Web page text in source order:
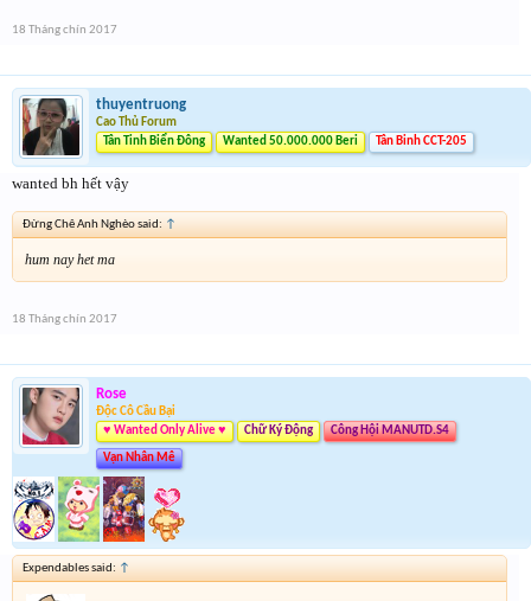
18 Tháng chín 2017
thuyentruong
Cao Thủ Forum
Tân Tinh Biển Đông
Wanted 50.000.000 Beri Tân Binh CCT-205
wanted bh hết vậy
Đừng Chê Anh Nghèo said: ↑
hum nay het ma
18 Tháng chín 2017
Rose
Độc Cô Cầu Bại
♥ Wanted Only Alive ♥
Chữ Ký Động Công Hội MANUTD.S4
Vạn Nhân Mê
Expendables said: ↑